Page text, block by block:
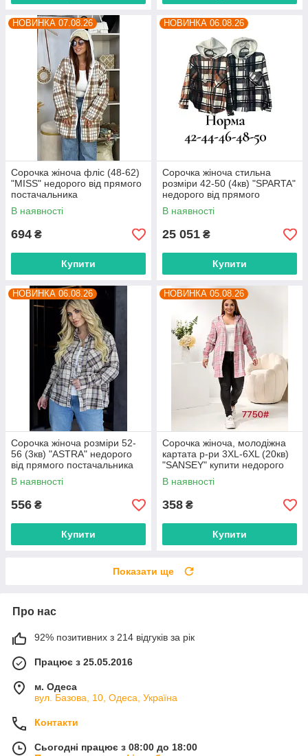
НОВИНКА 07.08.26
Сорочка жіноча фліс (48-62)
"MISS" недорого від прямого
постачальника
В наявності
694 ₴
Купити
НОВИНКА 06.08.26
Сорочка жіноча стильна
розміри 42-50 (4кв) "SPARTA"
недорого від прямого
постачальника
В наявності
25 051 ₴
Купити
НОВИНКА 06.08.26
Сорочка жіноча розміри 52-
56 (3кв) "ASTRA" недорого
від прямого постачальника
В наявності
556 ₴
Купити
НОВИНКА 05.08.26
Сорочка жіноча, молодіжна
картата р-ри 3XL-6XL (20кв)
"SANSEY" купити недорого
від прямого постачальника
В наявності
358 ₴
Купити
Показати ще
Про нас
92% позитивних з 214 відгуків за рік
Працює з 25.05.2016
м. Одеса
вул. Базова, 10, Одеса, Україна
Контакти
Сьогодні працює з 08:00 до 18:00